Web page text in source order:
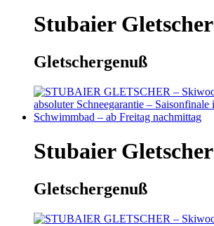
Stubaier Gletscher
Gletschergenuß
Stubaier Gletscher
Gletschergenuß